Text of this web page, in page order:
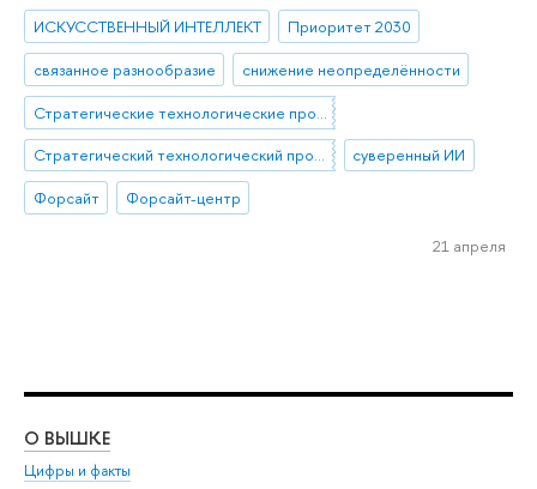
ИСКУССТВЕННЫЙ ИНТЕЛЛЕКТ
Приоритет 2030
связанное разнообразие
снижение неопределённости
Стратегические технологические проекты
Стратегический технологический проект «Национальный центр социально-экономического и научно-технологического прогнозирования»
суверенный ИИ
Форсайт
Форсайт-центр
21 апреля
О ВЫШКЕ
Цифры и факты